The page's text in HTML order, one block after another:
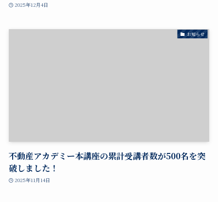
2025年12月4日
お知らせ
不動産アカデミー本講座の累計受講者数が500名を突
破しました！
2025年11月14日